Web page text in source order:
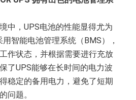
中，UPS电池的性能显得尤为
用智能电池管理系统（BMS），
作状态，并根据需要进行充放
了UPS能够在长时间的电力波
稳定的备用电力，避免了短期
问题。